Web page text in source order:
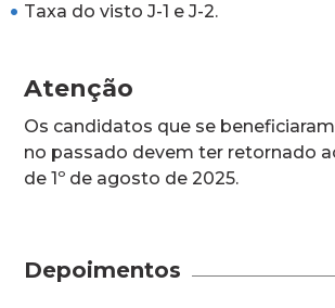
Taxa do visto J-1 e J-2.
Atenção
Os candidatos que se
no passado devem ter retornado
de 1º de agosto de 2025.
Depoimentos